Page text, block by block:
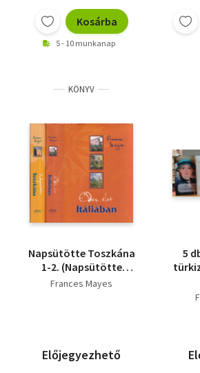
Kosárba
5 - 10 munkanap
KÖNYV
Napsütötte Toszkána
1-2. (Napsütötte
Toszkána + Édes élet
Frances Mayes
Előjegyezhető
5